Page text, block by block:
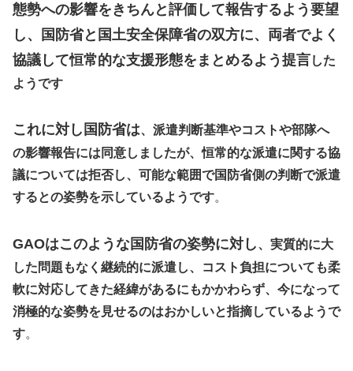
態勢への影響をきちんと評価して報告するよう要望
し、国防省と国土安全保障省の双方に、両者でよく
協議して恒常的な支援形態をまとめるよう提言した
ようです
これに対し国防省は、派遣判断基準やコストや部隊へ
の影響報告には同意しましたが、恒常的な派遣に関する協
議については拒否し、可能な範囲で国防省側の判断で派遣
するとの姿勢を示しているようです。
GAOはこのような国防省の姿勢に対し、実質的に大
した問題もなく継続的に派遣し、コスト負担についても柔
軟に対応してきた経緯があるにもかかわらず、今になって
消極的な姿勢を見せるのはおかしいと指摘しているようで
す。